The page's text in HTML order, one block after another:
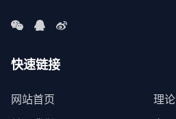
快速链接
网站首页
理